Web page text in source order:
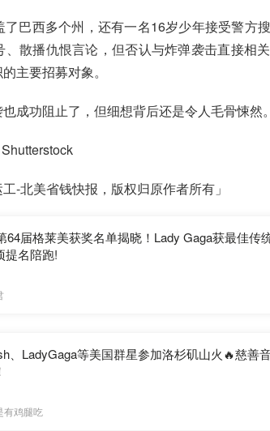
巴西多个州，还有一名16岁少年接受警方
散播仇恨言论，但否认与炸弹袭击直接相
主要招募对象。
成功阻止了，但细想背后还是令人毛骨悚然。
-北美省钱快报，版权归原作者所有」
64届格莱美获奖名单揭晓！Lady Gaga获最佳传
提名陪跑!
、LadyGaga等美国群星参加洛杉矶山火🔥慈善
有鸡腿吃